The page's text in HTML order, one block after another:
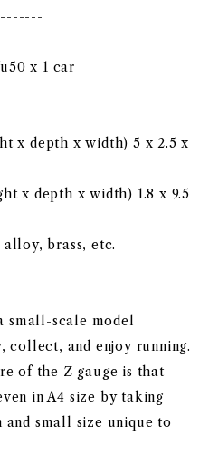
x 1 car
x depth x width) 5 x 2.5 x
x depth x width) 1.8 x 9.5
brass, etc.
small-scale model
collect, and enjoy running.
of the Z gauge is that
in A4 size by taking
small size unique to